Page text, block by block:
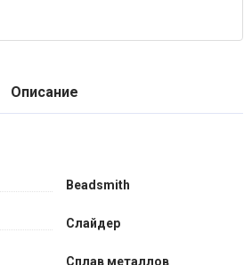
Описание
Beadsmith
Слайдер
Сплав металлов